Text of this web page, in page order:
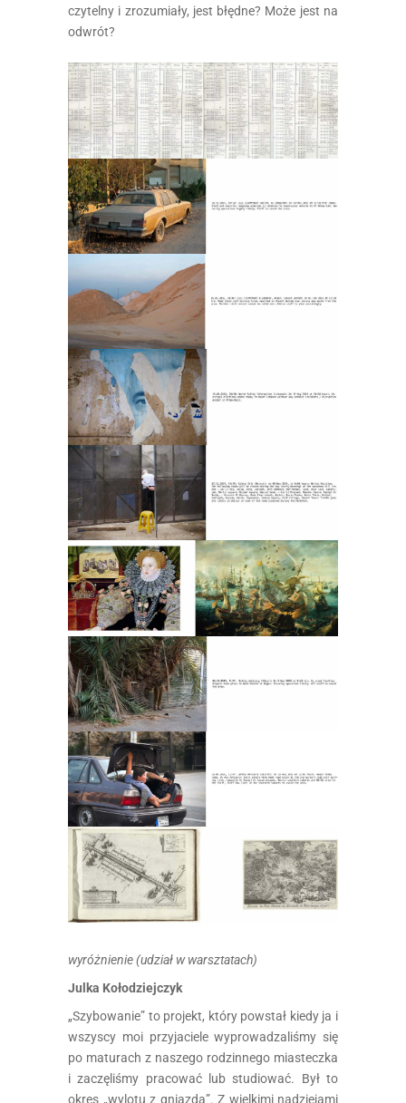
czytelny i zrozumiały, jest błędne? Może jest na
odwrót?
wyróżnienie (udział w warsztatach)
Julka Kołodziejczyk
„Szybowanie” to projekt, który powstał kiedy ja i
wszyscy moi przyjaciele wyprowadzaliśmy się
po maturach z naszego rodzinnego miasteczka
i zaczęliśmy pracować lub studiować. Był to
okres „wylotu z gniazda”. Z wielkimi nadziejami